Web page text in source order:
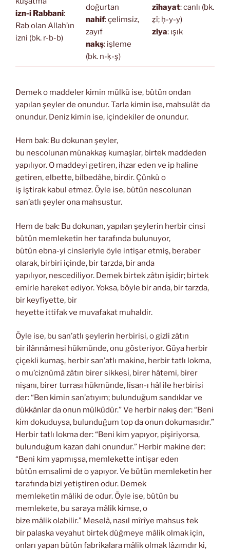
izn-i Rabbani:
Rab olan Allah’ın
izni (bk. r-b-b)
doğurtan
nahif: çelimsiz,
zayıf
nakş: işleme
(bk. n-ḳ-ş)
zîhayat: canlı (bk.
ẕî; ḥ-y-y)
ziya: ışık
Demek o maddeler kimin mülkü ise, bütün ondan
yapılan şeyler de onundur. Tarla kimin ise, mahsulât da
onundur. Deniz kimin ise, içindekiler de onundur.
Hem bak: Bu dokunan şeyler,
bu nescolunan münakkaş kumaşlar, birtek maddeden
yapılıyor. O maddeyi getiren, ihzar eden ve ip haline
getiren, elbette, bilbedâhe, birdir. Çünkü o
iş iştirak kabul etmez. Öyle ise, bütün nescolunan
san’atlı şeyler ona mahsustur.
Hem de bak: Bu dokunan, yapılan şeylerin herbir cinsi
bütün memleketin her tarafında bulunuyor,
bütün ebna-yi cinsleriyle öyle intişar etmiş, beraber
olarak, birbiri içinde, bir tarzda, bir anda
yapılıyor, nescediliyor. Demek birtek zâtın işidir; birtek
emirle hareket ediyor. Yoksa, böyle bir anda, bir tarzda,
bir keyfiyette, bir
heyette ittifak ve muvafakat muhaldir.
Öyle ise, bu san’atlı şeylerin herbirisi, o gizli zâtın
bir ilânnâmesi hükmünde, onu gösteriyor. Güya herbir
çiçekli kumaş, herbir san’atlı makine, herbir tatlı lokma,
o mu’ciznümâ zâtın birer sikkesi, birer hâtemi, birer
nişanı, birer turrası hükmünde, lisan-ı hâl ile herbirisi
der: “Ben kimin san’atıyım; bulunduğum sandıklar ve
dükkânlar da onun mülküdür.” Ve herbir nakış der: “Beni
kim dokuduysa, bulunduğum top da onun dokumasıdır.”
Herbir tatlı lokma der: “Beni kim yapıyor, pişiriyorsa,
bulunduğum kazan dahi onundur.” Herbir makine der:
“Beni kim yapmışsa, memlekette intişar eden
bütün emsalimi de o yapıyor. Ve bütün memleketin her
tarafında bizi yetiştiren odur. Demek
memleketin mâliki de odur. Öyle ise, bütün bu
memlekete, bu saraya mâlik kimse, o
bize mâlik olabilir.” Meselâ, nasıl mîrîye mahsus tek
bir palaska veyahut birtek düğmeye mâlik olmak için,
onları yapan bütün fabrikalara mâlik olmak lâzımdır ki,